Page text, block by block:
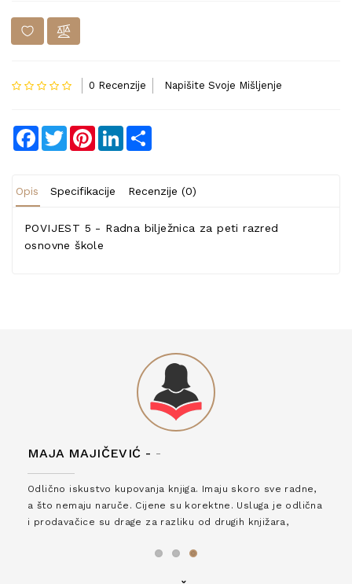
0 Recenzije Napišite Svoje Mišljenje
Facebook
TwitterPinterestLinkedIn
Opis Specifikacije Recenzije (0)
POVIJEST 5 - Radna bilježnica za peti razred
osnovne škole
MAJA MAJIČEVIĆ - -
Odlično iskustvo kupovanja knjiga. Imaju skoro sve radne,
a što nemaju naruče. Cijene su korektne. Usluga je odlična
i prodavačice su drage za razliku od drugih knjižara,